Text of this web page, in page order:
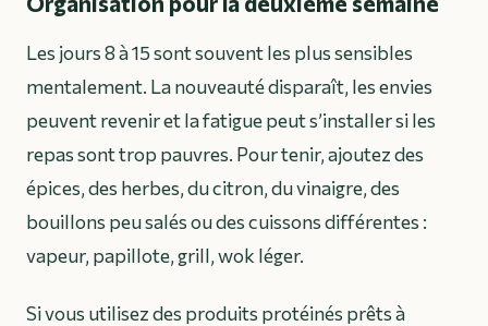
Les jours 8 à 15 sont souvent les plus sensibles
mentalement. La nouveauté disparaît, les envies
peuvent revenir et la fatigue peut s’installer si les
repas sont trop pauvres. Pour tenir, ajoutez des
épices, des herbes, du citron, du vinaigre, des
bouillons peu salés ou des cuissons différentes :
vapeur, papillote, grill, wok léger.
Si vous utilisez des produits protéinés prêts à